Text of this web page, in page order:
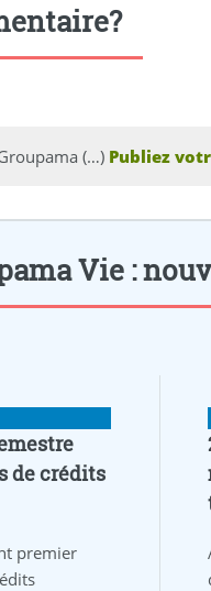
(…) Publiez
Vie :
de crédits
premier